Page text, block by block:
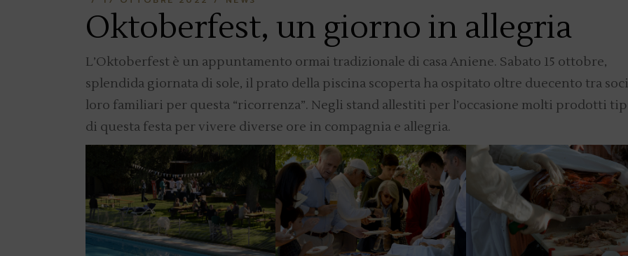
Oktoberfest, un giorno in allegria
L’Oktoberfest è un appuntamento ormai tradizionale di casa Aniene. Sabato 15 ottobre,
splendida giornata di sole, il prato della piscina scoperta ha ospitato oltre duecento tra
loro familiari per questa “ricorrenza”. Negli stand allestiti per l’occasione molti prodotti
di questa festa per vivere diverse ore in compagnia e allegria.